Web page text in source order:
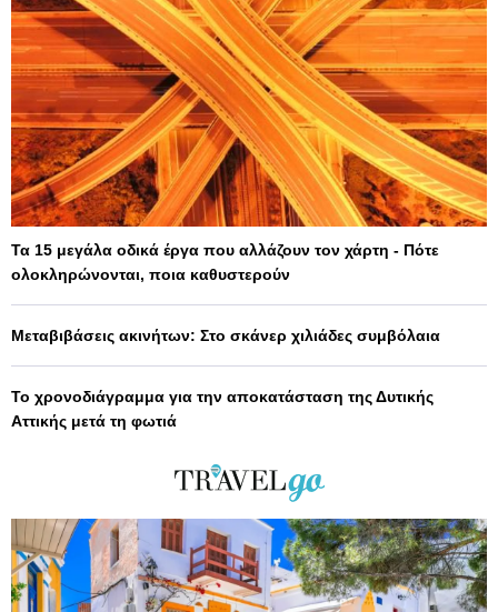
Τα 15 μεγάλα οδικά έργα που αλλάζουν τον χάρτη - Πότε
ολοκληρώνονται, ποια καθυστερούν
Μεταβιβάσεις ακινήτων: Στο σκάνερ χιλιάδες συμβόλαια
Το χρονοδιάγραμμα για την αποκατάσταση της Δυτικής
Αττικής μετά τη φωτιά